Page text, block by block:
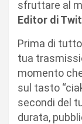
sfruttare al
Editor di
Prima di
tua
momento
sul tasto
secondi del
durata,